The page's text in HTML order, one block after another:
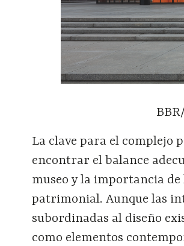
La clave para el complejo
encontrar el balance
museo y la importancia
patrimonial. Aunque las
subordinadas al diseño
como elementos